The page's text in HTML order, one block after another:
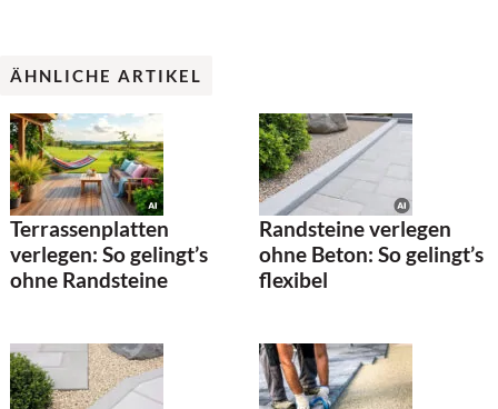
ÄHNLICHE ARTIKEL
Terrassenplatten
verlegen: So gelingt’s
ohne Randsteine
Randsteine verlegen
ohne Beton: So gelingt’s
flexibel